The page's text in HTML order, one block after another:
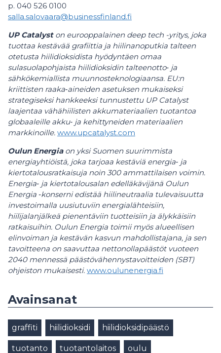
p. 040 526 0100
salla.salovaara@businessfinland.fi
UP Catalyston eurooppalainen deep tech -yritys, joka
tuottaa kestävää grafiittia ja hiilinanoputkia talteen
otetusta hiilidioksidista hyödyntäen omaa
sulasuolapohjaista hiilidioksidin talteenotto‑ ja
sähkökemiallista muunnosteknologiaansa. EU:n
kriittisten raaka‑aineiden asetuksen mukaiseksi
strategiseksi hankkeeksi tunnustettu UP Catalyst
laajentaa vähähiilisten akkumateriaalien tuotantoa
globaaleille akku‑ ja kehittyneiden materiaalien
markkinoille. www.upcatalyst.com
Oulun Energiaon yksi Suomen suurimmista
energiayhtiöistä, joka tarjoaa kestäviä energia‑ ja
kiertotalousratkaisuja noin 300 ammattilaisen voimin.
Energia‑ ja kiertotalousalan edelläkävijänä Oulun
Energia ‑konserni edistää hiilineutraalia tulevaisuutta
investoimalla uusiutuviin energialähteisiin,
hiilijalanjälkeä pienentäviin tuotteisiin ja älykkäisiin
ratkaisuihin. Oulun Energia toimii myös alueellisen
elinvoiman ja kestävän kasvun mahdollistajana, ja sen
tavoitteena on saavuttaa nettonollapäästöt vuoteen
2040 mennessä päästövähennystavoitteiden (SBT)
ohjeiston mukaisesti. www.oulunenergia.fi
Avainsanat
graffiti hiilidioksidi hiilidioksidipäästö
tuotanto tuotantolaitos oulu